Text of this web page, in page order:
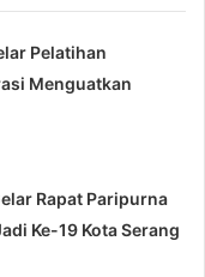
Pelatihan
Menguatkan
Rapat Paripurna
Ke-19 Kota Serang